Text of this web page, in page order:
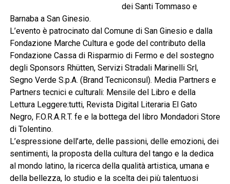
dei Santi Tommaso e
Barnaba a San Ginesio.
L’evento è patrocinato dal Comune di San Ginesio e dalla
Fondazione Marche Cultura e gode del contributo della
Fondazione Cassa di Risparmio di Fermo e del sostegno
degli Sponsors Rhütten, Servizi Stradali Marinelli Srl,
Segno Verde S.p.A. (Brand Tecniconsul). Media Partners e
Partners tecnici e culturali: Mensile del Libro e della
Lettura Leggere:tutti, Revista Digital Literaria El Gato
Negro, F.O.R.A.R.T. fe e la bottega del libro Mondadori Store
di Tolentino.
L’espressione dell’arte, delle passioni, delle emozioni, dei
sentimenti, la proposta della cultura del tango e la dedica
al mondo latino, la ricerca della qualità artistica, umana e
della bellezza, lo studio e la scelta dei più talentuosi